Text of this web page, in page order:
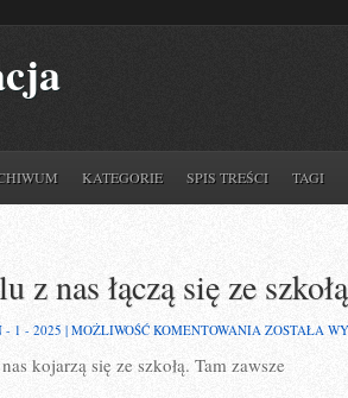
KATEGORIE SPIS TREŚCI TAGI
z nas łączą się ze
- 1 - 2025 | MOŻLIWOŚĆ KOMENTOWANIA WYPRAWY
Z
ZOSTAŁA
kojarzą się ze szkołą. Tam zawsze